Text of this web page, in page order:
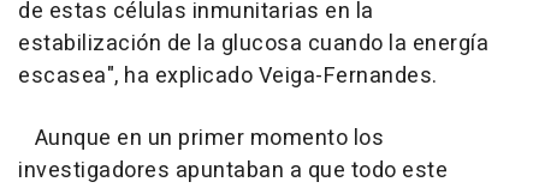
de estas células inmunitarias en la
estabilización de la glucosa cuando la energía
escasea", ha explicado Veiga-Fernandes.
Aunque en un primer momento los
investigadores apuntaban a que todo este